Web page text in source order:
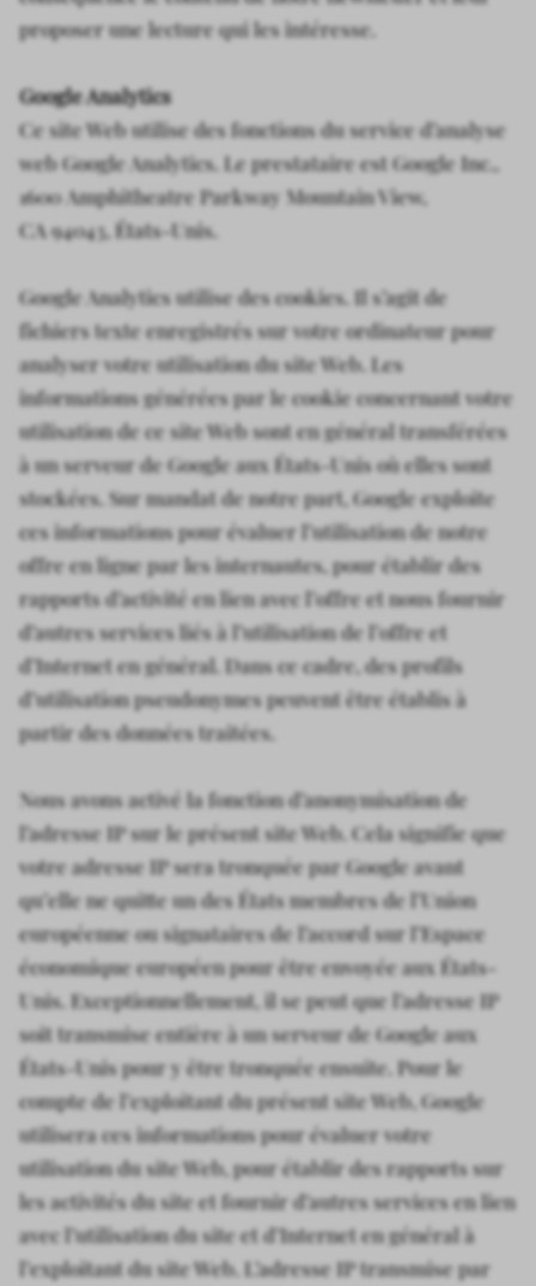
proposer une lecture qui les intéresse.
Google Analytics
Ce site Web utilise des fonctions du service d’analyse
web Google Analytics. Le prestataire est Google Inc.,
1600 Amphitheatre Parkway Mountain View,
CA 94043, États-Unis.
Google Analytics utilise des cookies. Il s’agit de
fichiers texte enregistrés sur votre ordinateur pour
analyser votre utilisation du site Web. Les
informations générées par le cookie concernant votre
utilisation de ce site Web sont en général transférées
à un serveur de Google aux États-Unis où elles sont
stockées. Sur mandat de notre part, Google exploite
ces informations pour évaluer l’utilisation de notre
offre en ligne par les internautes, pour établir des
rapports d’activité en lien avec l’offre et nous fournir
d’autres services liés à l’utilisation de l’offre et
d’Internet en général. Dans ce cadre, des profils
d’utilisation pseudonymes peuvent être établis à
partir des données traitées.
Nous avons activé la fonction d’anonymisation de
l’adresse IP sur le présent site Web. Cela signifie que
votre adresse IP sera tronquée par Google avant
qu’elle ne quitte un des États membres de l’Union
européenne ou signataires de l’accord sur l’Espace
économique européen pour être envoyée aux États-
Unis. Exceptionnellement, il se peut que l’adresse IP
soit transmise entière à un serveur de Google aux
États-Unis pour y être tronquée ensuite. Pour le
compte de l’exploitant du présent site Web, Google
utilisera ces informations pour évaluer votre
utilisation du site Web, pour établir des rapports sur
les activités du site et fournir d’autres services en lien
avec l’utilisation du site et d’Internet en général à
l’exploitant du site Web. L’adresse IP transmise par